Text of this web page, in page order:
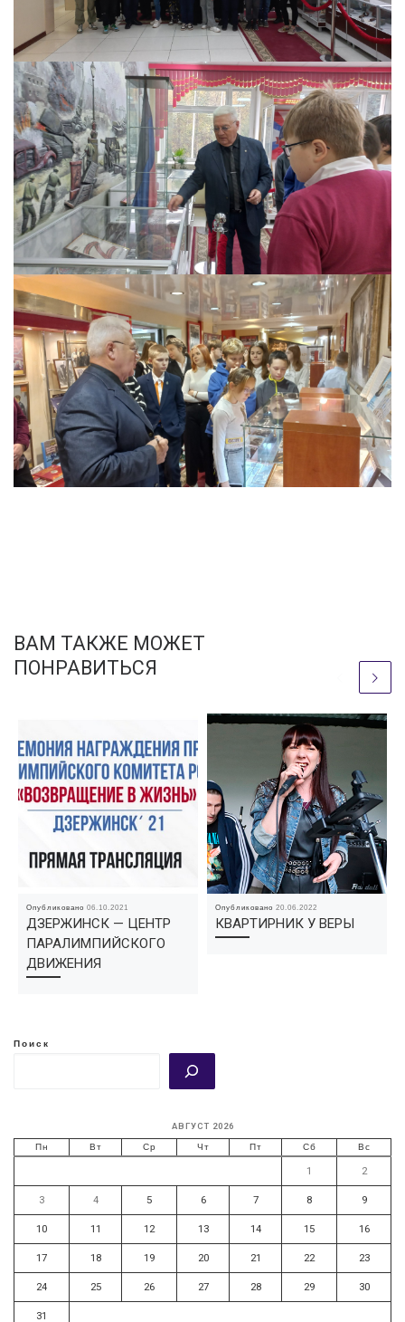
ВАМ ТАКЖЕ МОЖЕТ
ПОНРАВИТЬСЯ
Опубликовано06.10.2021
ДЗЕРЖИНСК — ЦЕНТР
ПАРАЛИМПИЙСКОГО
ДВИЖЕНИЯ
Опубликовано20.06.2022
КВАРТИРНИК У ВЕРЫ
Поиск
АВГУСТ 2026
Пн Вт Ср Чт Пт Сб Вс
1 2
3 4 5 6 7 8 9
10 11 12 13 14 15 16
17 18 19 20 21 22 23
24 25 26 27 28 29 30
31